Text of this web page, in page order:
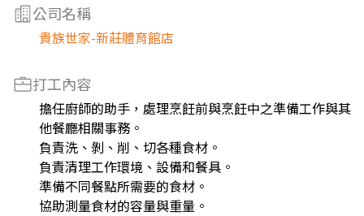
公司名稱
貴族世家-新莊體育館店
打工內容
擔任廚師的助手，處理烹飪前與烹飪中之準備工作與其
他餐廳相關事務。
負責洗、剝、削、切各種食材。
負責清理工作環境、設備和餐具。
準備不同餐點所需要的食材。
協助測量食材的容量與重量。